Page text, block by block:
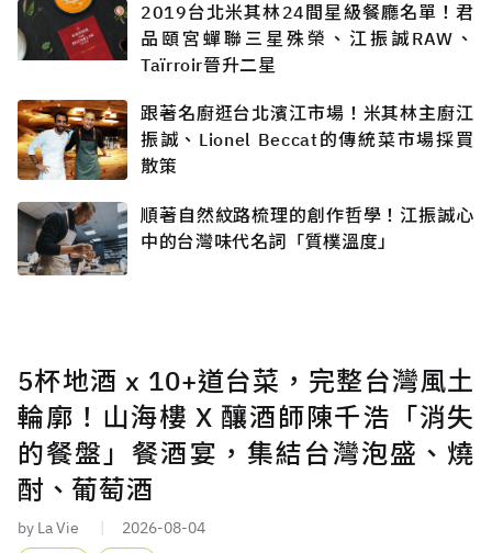
2019台北米其林24間星級餐廳名單！君
品頤宮蟬聯三星殊榮、江振誠RAW、
Taïrroir晉升二星
跟著名廚逛台北濱江市場！米其林主廚江
振誠、Lionel Beccat的傳統菜市場採買
散策
順著自然紋路梳理的創作哲學！江振誠心
中的台灣味代名詞「質樸溫度」
5杯地酒 x 10+道台菜，完整台灣風土
輪廓！山海樓 X 釀酒師陳千浩「消失
的餐盤」餐酒宴，集結台灣泡盛、燒
酎、葡萄酒
by La Vie 2026-08-04